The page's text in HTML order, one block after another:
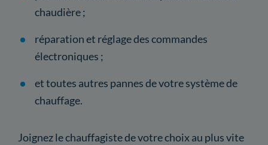
chaudière ;
réparation et réglage des commandes
électroniques ;
et toutes autres pannes de votre système de
chauffage.
Joignez le chauffagiste de votre choix au plus vite